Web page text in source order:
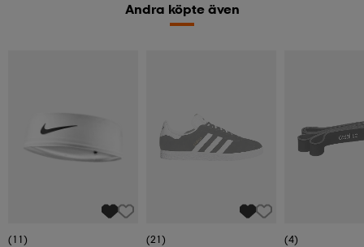
Andra köpte även
(11)
(21)
(4)